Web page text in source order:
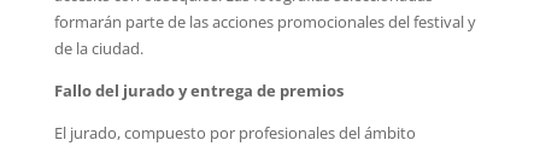
formarán parte de las acciones promocionales del festival y
de la ciudad.
Fallo del jurado y entrega de premios
El jurado, compuesto por profesionales del ámbito